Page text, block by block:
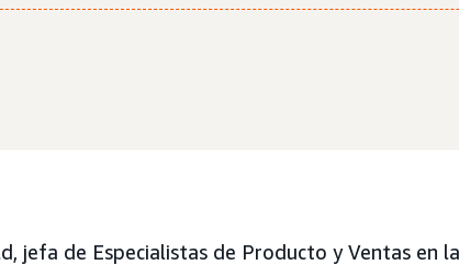
jefa de Especialistas de Producto y Ventas en